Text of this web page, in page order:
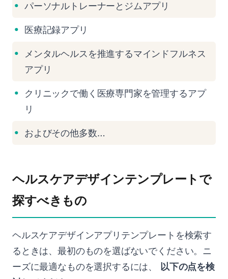
パーソナルトレーナーとジムアプリ
医療記録アプリ
メンタルヘルスを推進するマインドフルネス
アプリ
クリニックで働く医療専門家を管理するアプ
リ
およびその他多数…
ヘルスケアデザインテンプレートで
探すべきもの
ヘルスケアデザインアプリテンプレートを検索す
るときは、最初のものを選ばないでください。ニ
ーズに最適なものを選択するには、 以下の点を検